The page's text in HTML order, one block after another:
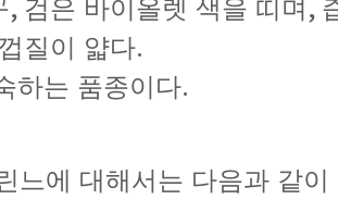
검은 바이올렛 색을 띠며
껍질이 얇다.
하는 품종이다.
느에 대해서는 다음과 같이